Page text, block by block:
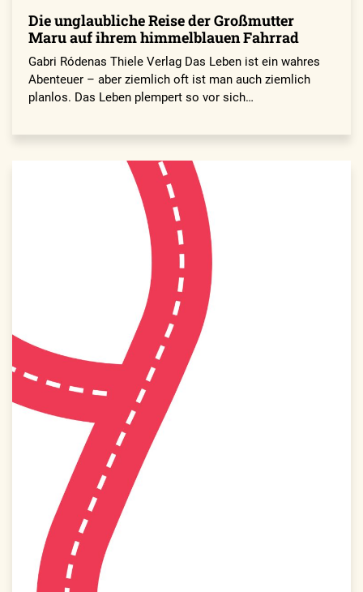
Die unglaubliche Reise der Großmutter
Maru auf ihrem himmelblauen Fahrrad
Gabri Ródenas Thiele Verlag Das Leben ist ein wahres
Abenteuer – aber ziemlich oft ist man auch ziemlich
planlos. Das Leben plempert so vor sich…